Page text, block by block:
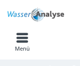
Menü